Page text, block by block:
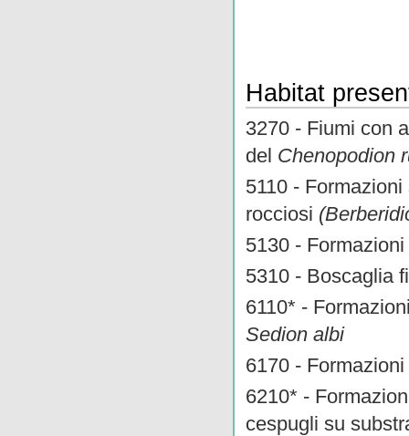
Habitat
3270 - Fiumi con
del Chenopodion
5110 -
rocciosi
5130 -
5310 - Boscaglia
6110* -
Sedion albi
6170 -
6210* -
cespugli su